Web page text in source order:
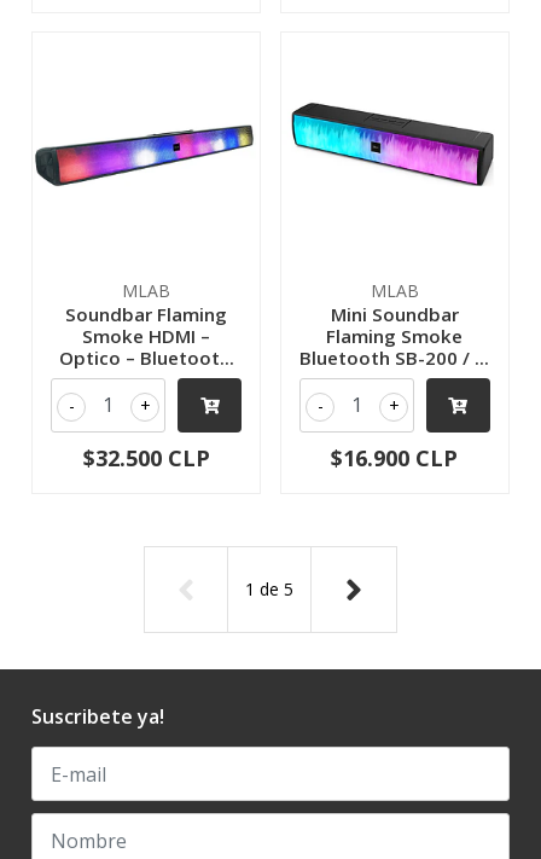
MLAB
Soundbar Flaming
Smoke HDMI –
Optico – Bluetoot...
+
-
$32.500 CLP
MLAB
Mini Soundbar
Flaming Smoke
Bluetooth SB-200 / ...
+
-
$16.900 CLP
1 de 5
Suscribete ya!